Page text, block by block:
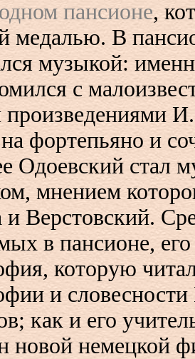
пансионе,
медалью. В
музыкой:
с
произведениями
фортепьяно и
Одоевский стал
мнением
и Верстовский.
в пансионе,
которую
и
как и его
новой немецкой